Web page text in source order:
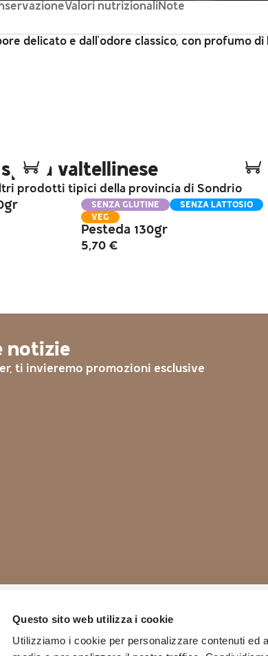
Questo sito web utilizza i cookie
Utilizziamo i cookie per personalizzare contenuti ed
Valori nutrizionaliNote
delicato e dall'odore classico, con profumo
valtellinese
prodotti tipici della provincia di Sondrio
SENZA GLUTINE
SENZA LATTOSIO
VEG
Pesteda 130gr
5,70€
notizie
ti invieremo promozioni esclusive
Il punto vendita
Pedranzini Salumificio di Bormio
Lunedì-